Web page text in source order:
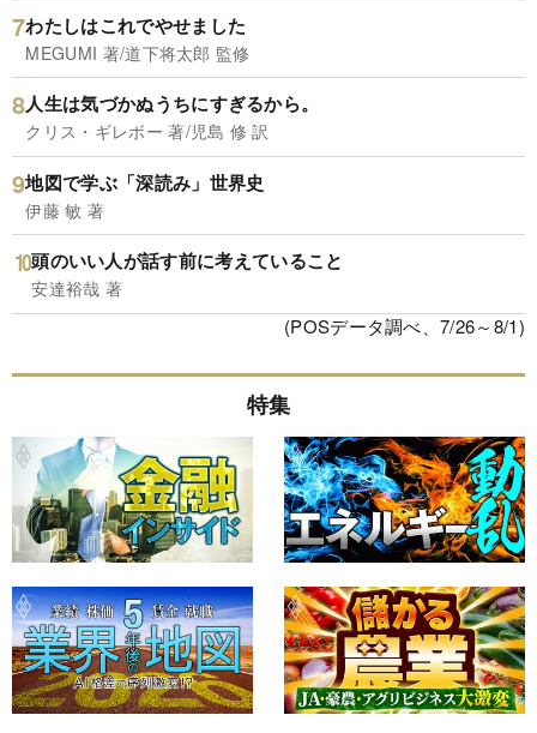
わたしはこれでやせました
MEGUMI 著/道下将太郎 監修
人生は気づかぬうちにすぎるから。
クリス・ギレボー 著/児島 修 訳
地図で学ぶ「深読み」世界史
伊藤 敏 著
頭のいい人が話す前に考えていること
安達裕哉 著
(POSデータ調べ、7/26～8/1)
特集